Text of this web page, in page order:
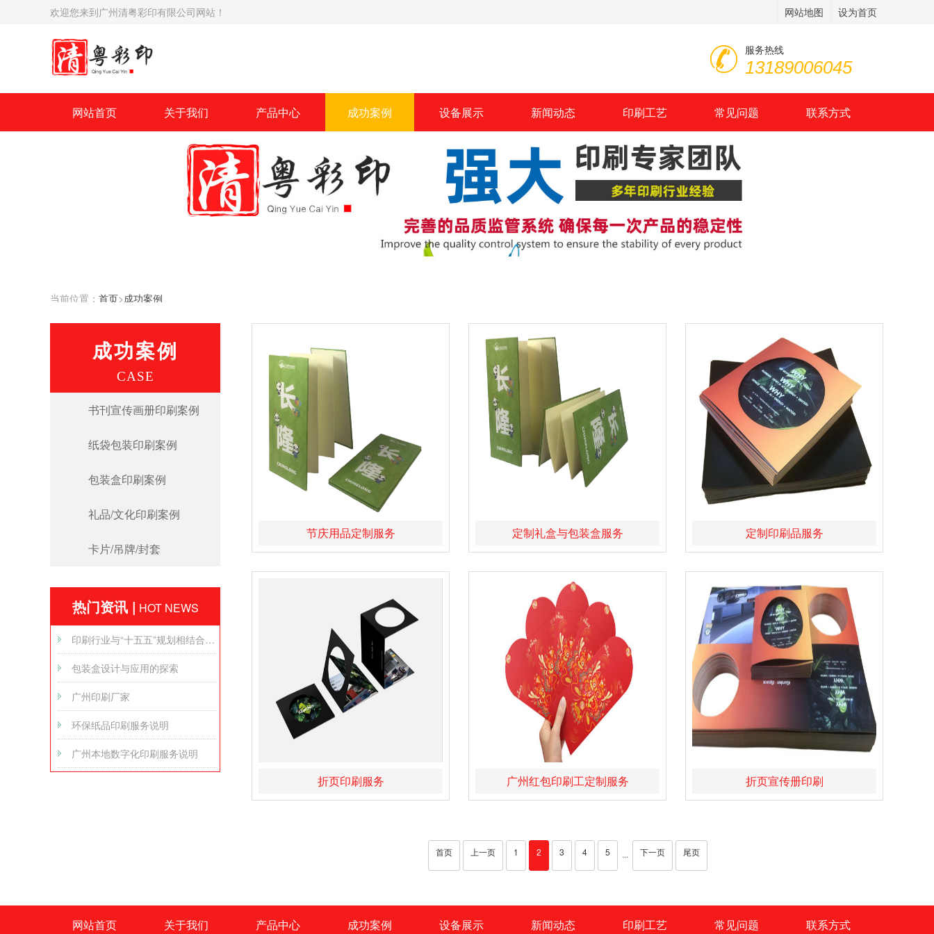
欢迎您来到广州清粤彩印有限公司网站！ 网站地图 设为首页
服务热线
13189006045
网站首页 关于我们 产品中心 成功案例 设备展示 新闻动态 印刷工艺 常见问题 联系方式
当前位置： 首页>成功案例
成功案例
CASE
书刊宣传画册印刷案例
纸袋包装印刷案例
包装盒印刷案例
礼品/文化印刷案例
卡片/吊牌/封套
热门资讯 | HOT NEWS
印刷行业与“十五五”规划相结合的发展方向
包装盒设计与应用的探索
广州印刷厂家
环保纸品印刷服务说明
广州本地数字化印刷服务说明
节庆用品定制服务 定制礼盒与包装盒服务 定制印刷品服务
折页印刷服务 广州红包印刷工定制服务 折页宣传册印刷
首页 上一页 1 2 3 4 5 ··· 下一页 尾页
网站首页 关于我们 产品中心 成功案例 设备展示 新闻动态 印刷工艺 常见问题 联系方式